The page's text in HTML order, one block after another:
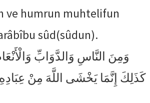
ve humrun muhtelifun
sûd(sûdun).
وَمِنَ النَّاسِ وَالدَّوَابِّ
كَذَلِكَ إِنَّمَا يَخْشَى اللَّهَ مِنْ عِبَادِهِ